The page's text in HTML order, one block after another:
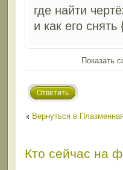
где найти
и как его
Показать
Ответить
Вернуться в
Кто сейчас на